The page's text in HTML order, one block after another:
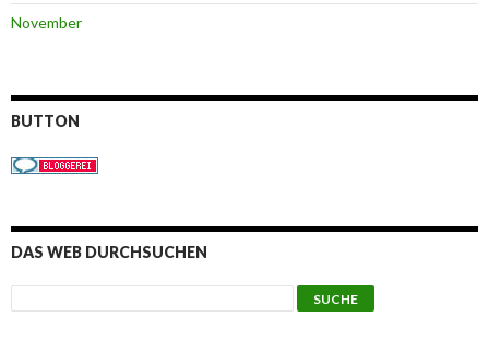
November
BUTTON
DAS WEB DURCHSUCHEN